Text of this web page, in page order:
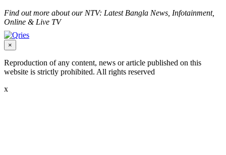
Find out more about our NTV: Latest Bangla News, Infotainment,
Online & Live TV
×
Reproduction of any content, news or article published on this
website is strictly prohibited. All rights reserved
x